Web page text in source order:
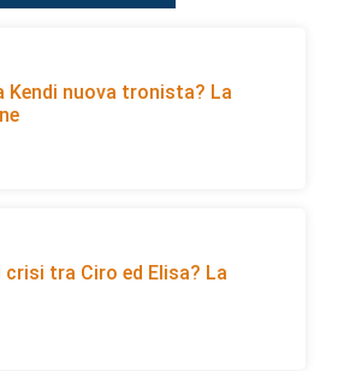
Kendi nuova tronista? La
crisi tra Ciro ed Elisa? La